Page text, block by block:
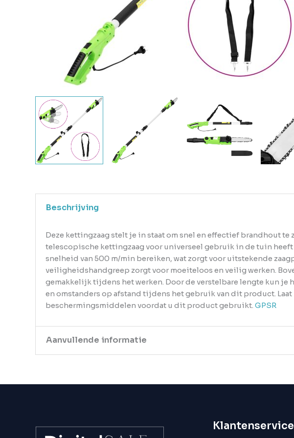
Beschrijving
Deze kettingzaag stelt je in staat om snel en effectief brandhout
telescopische kettingzaag voor universeel gebruik in de tuin
snelheid van 500 m/min bereiken, wat zorgt voor uitstekende
veiligheidshandgreep zorgt voor moeiteloos en veilig werken.
gemakkelijk tijdens het werken. Door de verstelbare lengte kun
en omstanders op afstand tijdens het gebruik van dit product.
beschermingsmiddelen voordat u dit product gebruikt. GPSR
Aanvullende informatie
pakketten in
levering
1 Klantenservice